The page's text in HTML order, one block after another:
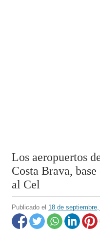
Los aeropuertos
Costa Brava,
al Cel
Publicado el 18 de